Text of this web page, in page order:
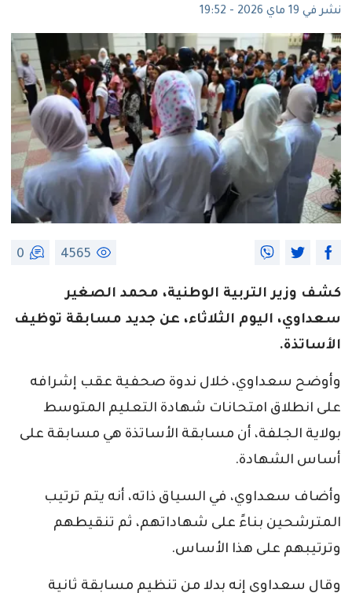
نشر في 19 ماي 2026 - 19:52
4565
0
كشف وزير التربية الوطنية، محمد الصغير
سعداوي، اليوم الثلاثاء، عن جديد مسابقة توظيف
الأساتذة.
وأوضح سعداوي، خلال ندوة صحفية عقب إشرافه
على انطلاق امتحانات شهادة التعليم المتوسط
بولاية الجلفة، أن مسابقة الأساتذة هي مسابقة على
أساس الشهادة.
وأضاف سعداوي، في السياق ذاته، أنه يتم ترتيب
المترشحين بناءً على شهاداتهم، ثم تنقيطهم
وترتيبهم على هذا الأساس.
وقال سعداوي إنه بدلا من تنظيم مسابقة ثانية